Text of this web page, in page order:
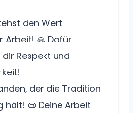
den Wert
Arbeit! 🙏 Dafür
Respekt und
der die Tradition
hält! 📜 Deine Arbeit